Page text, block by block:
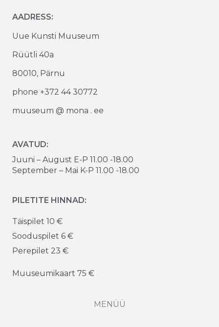
AADRESS:
Uue Kunsti Muuseum
Rüütli 40a
80010, Pärnu
phone +372 44 30772
muuseum @ mona . ee
AVATUD:
Juuni – August E-P 11.00 -18.00
September – Mai K-P 11.00 -18.00
PILETITE HINNAD:
Täispilet 10 €
Sooduspilet 6 €
Perepilet 23 €
Muuseumikaart 75 €
MENÜÜ